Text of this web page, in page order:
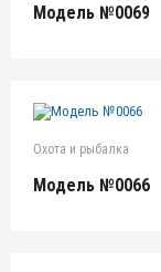
Модель №0069
Охота и рыбалка
Модель №0066